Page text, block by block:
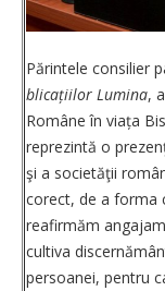
Părintele consilier
blica­țiilor Lumina,
Române în viața
reprezintă o
şi a societăţii
corect, de a forma
reafirmăm
cultiva
persoanei, pentru